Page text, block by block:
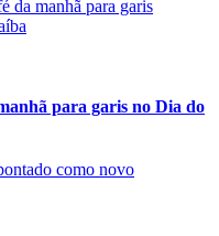
para garis no Dia do